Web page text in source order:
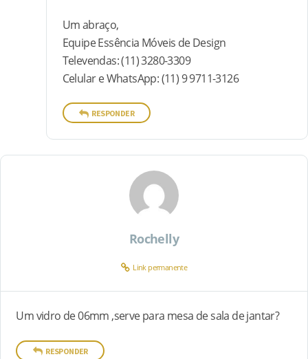
Um abraço,
Equipe Essência Móveis de Design
Televendas: (11) 3280-3309
Celular e WhatsApp: (11) 9 9711-3126
RESPONDER
Rochelly
Link permanente
Um vidro de 06mm ,serve para mesa de sala de jantar?
RESPONDER